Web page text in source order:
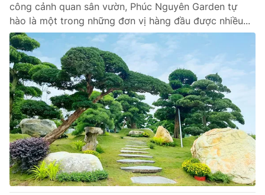
® Cấm sao chép dưới mọi hình thức nếu không có sự chấp
thuận bằng văn bản. Ghi rõ nguồn VTV.vn khi phát hành lại
thông tin từ website này.
công cảnh quan sân vườn, Phúc Nguyên Garden tự
hào là một trong những đơn vị hàng đầu được nhiều...